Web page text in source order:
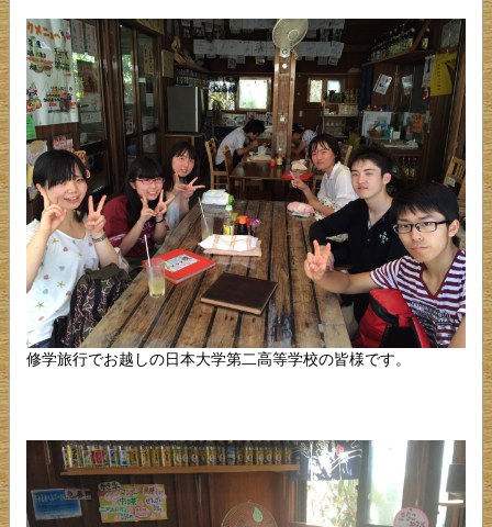
修学旅行でお越しの日本大学第二高等学校の皆様です。